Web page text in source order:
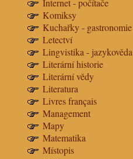
Internet - počítače
Komiksy
Kuchařky - gastronomie
Letectví
Lingvistika - jazykověda
Literární historie
Literární vědy
Literatura
Livres français
Management
Mapy
Matematika
Místopis